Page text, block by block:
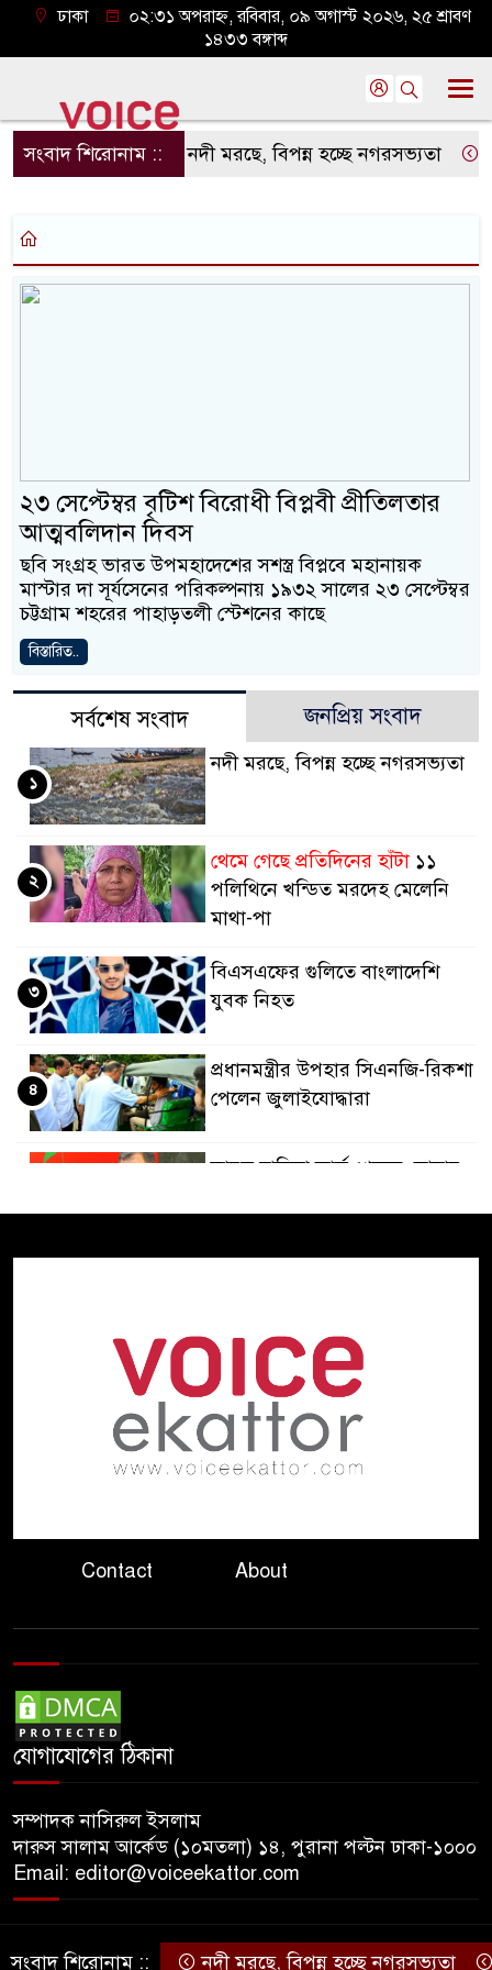
ঢাকা
০২:৩১ অপরাহ্ন, রবিবার, ০৯ অগাস্ট ২০২৬, ২৫ শ্রাবণ
১৪৩৩ বঙ্গাব্দ
সংবাদ শিরোনাম :: নদী মরছে, বিপন্ন হচ্ছে নগরসভ্যতা
২৩ সেপ্টেম্বর বৃটিশ বিরোধী বিপ্লবী প্রীতিলতার
আত্মবলিদান দিবস
ছবি সংগ্রহ ভারত উপমহাদেশের সশস্ত্র বিপ্লবে মহানায়ক
মাস্টার দা সূর্যসেনের পরিকল্পনায় ১৯৩২ সালের ২৩ সেপ্টেম্বর
চট্টগ্রাম শহরের পাহাড়তলী স্টেশনের কাছে
বিস্তারিত..
সর্বশেষ সংবাদ জনপ্রিয় সংবাদ
নদী মরছে, বিপন্ন হচ্ছে নগরসভ্যতা
১
থেমে গেছে প্রতিদিনের হাঁটা১১
পলিথিনে খন্ডিত মরদেহ মেলেনি
মাথা-পা
২
বিএসএফের গুলিতে বাংলাদেশি
যুবক নিহত
৩
প্রধানমন্ত্রীর উপহার সিএনজি-রিকশা
পেলেন জুলাইযোদ্ধারা
৪
ভারত হাসিনা কার্ড খেলবে, আবার
ড্যাবের প্রতিষ্ঠাবার্ষিকীতে যোগ
রবীন্দ্রনাথের মৃত্যুবার্ষিকীতে
ভারতীয় হাইকমিশনের ‘ইতি
রবিস্মরণে’
নদীদূষণ রোধে পরিকল্পনা তৈরির
গণমাধ্যমের স্বার্থ রক্ষায় সাংবাদিক,
করতে হবে: তথ্যমন্ত্রী
১০
Contact About
যোগাযোগের ঠিকানা
সম্পাদক নাসিরুল ইসলাম
দারুস সালাম আর্কেড (১০মতলা) ১৪, পুরানা পল্টন ঢাকা-১০০০
Email: editor@voiceekattor.com
© Copyright By © Voice Ekattor
সংবাদ শিরোনাম :: নদী মরছে, বিপন্ন হচ্ছে নগরসভ্যতা